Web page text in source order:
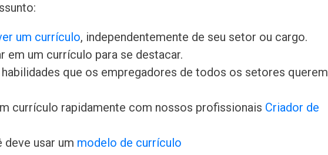
um currículo, independentemente de seu setor ou cargo.
em um currículo para se destacar.
que os empregadores de todos os setores querem
currículo rapidamente com nossos profissionais Criador de
deve usar um modelo de currículo